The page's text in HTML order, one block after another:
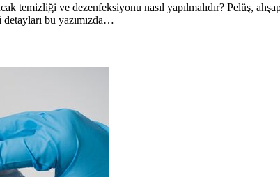
temizliği ve dezenfeksiyonu nasıl yapılmalıdır? Pelüş,
bu yazımızda…